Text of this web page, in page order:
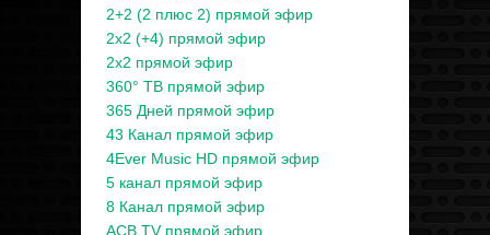
2+2 (2 плюс 2) прямой эфир
2x2 (+4) прямой эфир
2x2 прямой эфир
360° ТВ прямой эфир
365 Дней прямой эфир
43 Канал прямой эфир
4Ever Music HD прямой эфир
5 канал прямой эфир
8 Канал прямой эфир
ACB TV прямой эфир